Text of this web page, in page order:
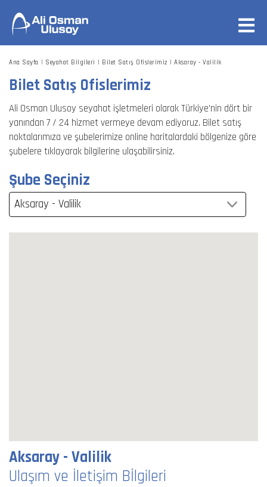
Ana Sayfa Seyahat Bilgileri Bilet Satış Ofislerimiz Aksaray - Valilik
Bilet Satış Ofislerimiz
Ali Osman Ulusoy seyahat işletmeleri olarak Türkiye’nin dört bir
yanından 7 / 24 hizmet vermeye devam ediyoruz. Bilet satış
noktalarımıza ve şubelerimize online haritalardaki bölgenize göre
şubelere tıklayarak bilgilerine ulaşabilirsiniz.
Şube Seçiniz
Aksaray - Valilik
Aksaray - Valilik
Ulaşım ve İletişim Bİlgileri